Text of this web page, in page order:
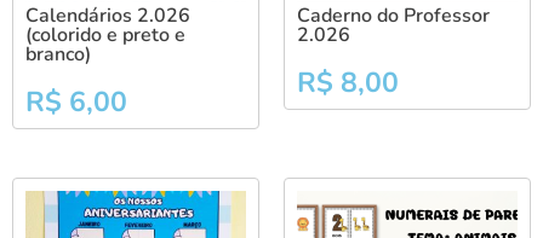
Calendários 2.026
(colorido e preto e
branco)
R$ 6,00
Caderno do Professor
2.026
R$ 8,00